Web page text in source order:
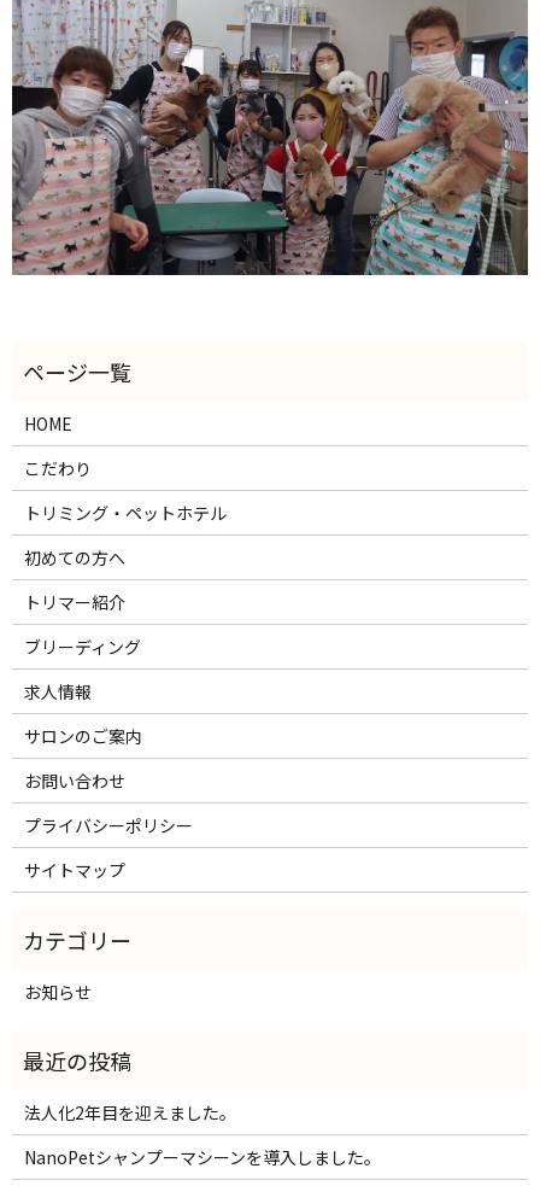
HOME
こだわり
トリミング・ペットホテル
初めての方へ
トリマー紹介
ブリーディング
求人情報
サロンのご案内
お問い合わせ
プライバシーポリシー
サイトマップ
お知らせ
法人化2年目を迎えました。
NanoPetシャンプーマシーンを導入しました。